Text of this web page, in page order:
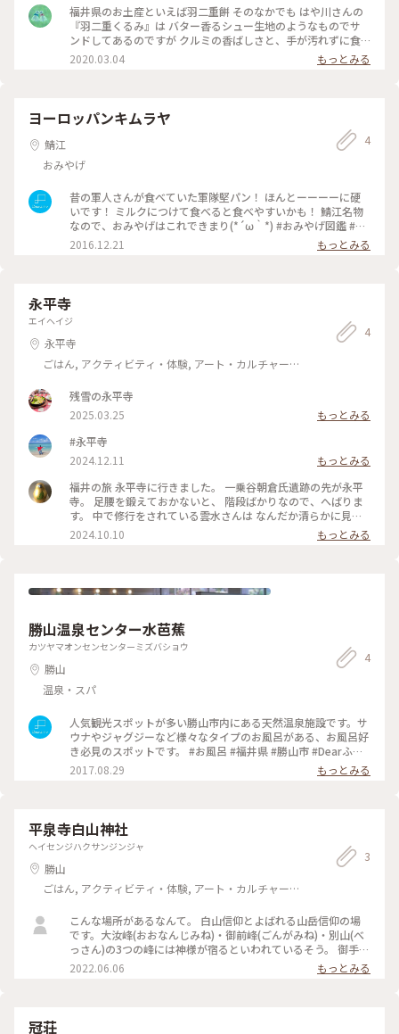
ハウス越前』。楽しみ方たくさん！冬でも楽しい越前海岸にお
越しください！ #わたしの街#Dearふくい#福井県#越前町#か
に#水族館#ゲーム#シュミレーター#越前海岸#おみやげ図鑑 #
生鮮市場 #ことりっぷ福井
福井県のお土産といえば羽二重餅 そのなかでも はや川さんの
『羽二重くるみ』は バター香るシュー生地のようなものでサ
ンドしてあるのですが クルミの香ばしさと、手が汚れずに食
べられて とってもおいしいです😌 羽二重餅って薄かったり、
丸かったり 味も色々ありますが はや川さんの羽二重くるみが
2020.03.04 もっとみる
ヨーロッパンキムラヤ
鯖江
おみやげ
4
昔の軍人さんが食べていた軍隊堅パン！ ほんとーーーーに硬
いです！ ミルクにつけて食べると食べやすいかも！ 鯖江名物
なので、おみやげはこれできまり(*´ω｀*) #おみやげ図鑑 #福
井県 #鯖江市 #パン #わたしの街 #Dearふくい #ことりっぷ福
井
2016.12.21 もっとみる
永平寺
エイヘイジ
永平寺
ごはん, アクティビティ・体験, アート・カルチャー,
4
残雪の永平寺
2025.03.25
もっとみる
#永平寺
2024.12.11
もっとみる
福井の旅 永平寺に行きました。 一乗谷朝倉氏遺跡の先が永平
寺。 足腰を鍛えておかないと、 階段ばかりなので、へばりま
す。 中で修行をされている雲水さんは なんだか清らかに見え
て、 俗世に浸っている自分に 少し気がつく事ができました。
#福井の旅 #永平寺 #お寺巡り
2024.10.10 もっとみる
勝山温泉センター水芭蕉
カツヤマオンセンセンターミズバショウ
勝山
温泉・スパ
4
人気観光スポットが多い勝山市内にある天然温泉施設です。サ
ウナやジャグジーなど様々なタイプのお風呂がある、お風呂好
き必見のスポットです。 #お風呂 #福井県 #勝山市 #Dearふく
い #温泉 #天然温泉
2017.08.29 もっとみる
平泉寺白山神社
ヘイセンジハクサンジンジャ
勝山
ごはん, アクティビティ・体験, アート・カルチャー,
3
こんな場所があるなんて。 白山信仰とよばれる山岳信仰の場
です。大汝峰(おおなんじみね)・御前峰(ごんがみね)・別山(べ
っさん)の3つの峰には神様が宿るといわれているそう。 御手洗
池は水面との境目がわからなくなるくらい、緑がくっきり映り
込んでとてと美しかったです。 神秘的な空間でありながらも、
2022.06.06 もっとみる
冠荘